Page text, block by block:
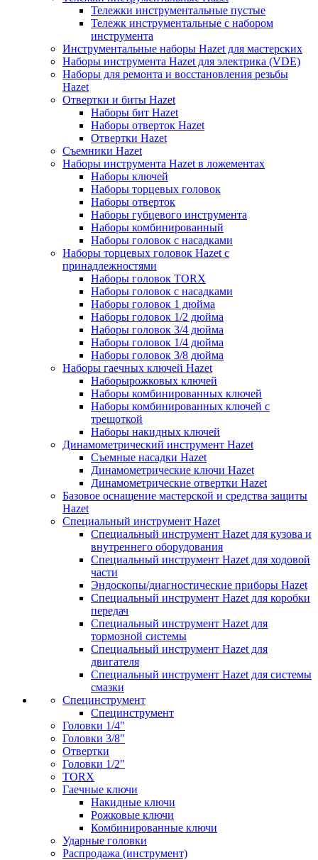
Тележки инструментальные пустые
Тележк инструментальные с набором
инструмента
Инструментальные наборы Hazet для мастерских
Наборы инструмента Hazet для электрика (VDE)
Наборы для ремонта и восстановления резьбы
Hazet
Отвертки и биты Hazet
Наборы бит Hazet
Наборы отверток Hazet
Отвертки Hazet
Съемники Hazet
Наборы инструмента Hazet в ложементах
Наборы ключей
Наборы торцевых головок
Наборы отверток
Наборы губцевого инструмента
Наборы комбинированный
Наборы головок с насадками
Наборы торцевых головок Hazet с
принадлежностями
Наборы головок TORX
Наборы головок с насадками
Наборы головок 1 дюйма
Наборы головок 1/2 дюйма
Наборы головок 3/4 дюйма
Наборы головок 1/4 дюйма
Наборы головок 3/8 дюйма
Наборы гаечных ключей Hazet
Наборырожковых ключей
Наборы комбинированных ключей
Наборы комбинированных ключей с
трещоткой
Наборы накидных ключей
Динамометрический инструмент Hazet
Съемные насадки Hazet
Динамометрические ключи Hazet
Динамометрические отвертки Hazet
Базовое оснащение мастерской и средства защиты
Hazet
Специальный инструмент Hazet
Специальный инструмент Hazet для кузова и
внутреннего оборудования
Специальный инструмент Hazet для ходовой
части
Эндоскопы/диагностические приборы Hazet
Специальный инструмент Hazet для коробки
передач
Специальный инструмент Hazet для
тормозной системы
Специальный инструмент Hazet для
двигателя
Специальный инструмент Hazet для системы
смазки
Специнструмент
Специнструмент
Головки 1/4"
Головки 3/8"
Отвертки
Головки 1/2"
TORX
Гаечные ключи
Накидные ключи
Рожковые ключи
Комбинированные ключи
Ударные головки
Распродажа (инструмент)